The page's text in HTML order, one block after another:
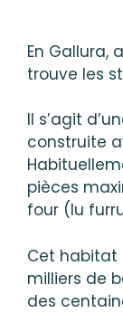
En Gallura,
trouve les
Il s’agit
construite
pièces
four (lu
Cet habitat
milliers de
des